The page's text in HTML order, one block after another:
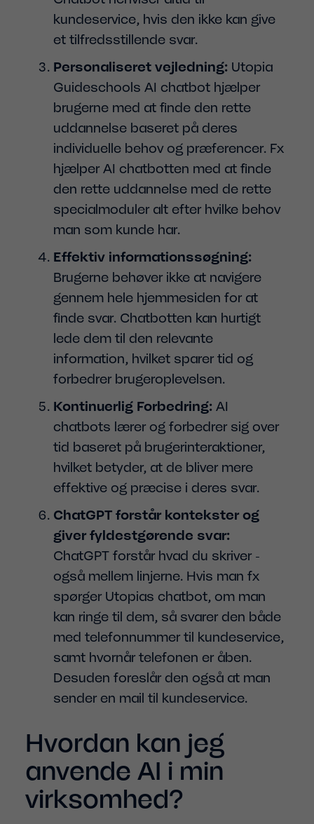
kundeservice, hvis den ikke kan give
et tilfredsstillende svar.
Personaliseret vejledning: Utopia
Guideschools AI chatbot hjælper
brugerne med at finde den rette
uddannelse baseret på deres
individuelle behov og præferencer. Fx
hjælper AI chatbotten med at finde
den rette uddannelse med de rette
specialmoduler alt efter hvilke behov
man som kunde har.
Effektiv informationssøgning:
Brugerne behøver ikke at navigere
gennem hele hjemmesiden for at
finde svar. Chatbotten kan hurtigt
lede dem til den relevante
information, hvilket sparer tid og
forbedrer brugeroplevelsen.
Kontinuerlig Forbedring: AI
chatbots lærer og forbedrer sig over
tid baseret på brugerinteraktioner,
hvilket betyder, at de bliver mere
effektive og præcise i deres svar.
ChatGPT forstår kontekster og
giver fyldestgørende svar:
ChatGPT forstår hvad du skriver -
også mellem linjerne. Hvis man fx
spørger Utopias chatbot, om man
kan ringe til dem, så svarer den både
med telefonnummer til kundeservice,
samt hvornår telefonen er åben.
Desuden foreslår den også at man
sender en mail til kundeservice.
Hvordan kan jeg
anvende AI i min
virksomhed?